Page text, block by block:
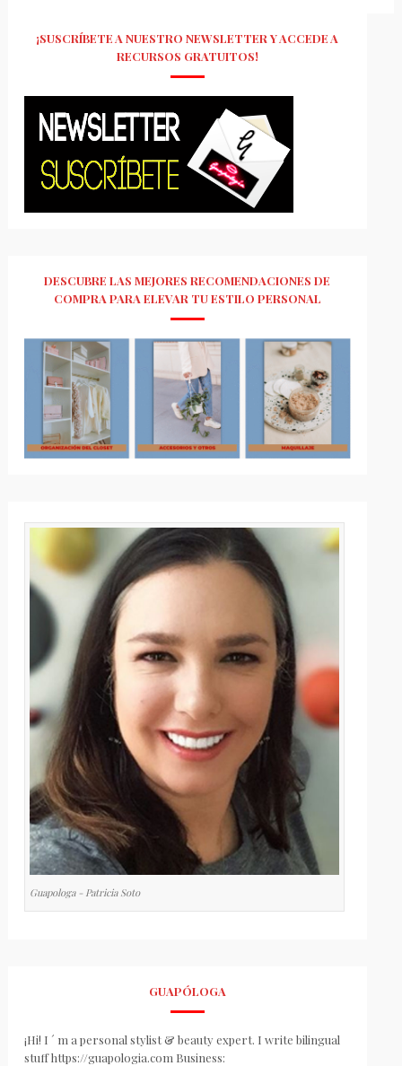
¡SUSCRÍBETE A NUESTRO NEWSLETTER Y ACCEDE A
RECURSOS GRATUITOS!
DESCUBRE LAS MEJORES RECOMENDACIONES DE
COMPRA PARA ELEVAR TU ESTILO PERSONAL
Guapologa - Patricia Soto
GUAPÓLOGA
¡Hi! I ´ m a personal stylist & beauty expert. I write bilingual
stuff https://guapologia.com Business: